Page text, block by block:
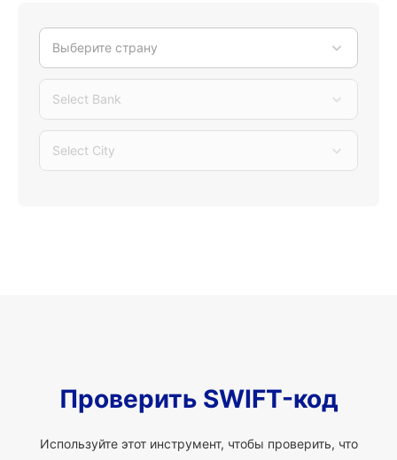
Выберите страну
Select Bank
Select City
Проверить SWIFT-код
Используйте этот инструмент, чтобы проверить, что